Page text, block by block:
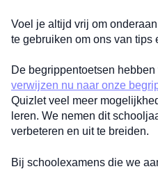
Voel je altijd vrij om
te gebruiken om ons van tips
De begrippentoetsen
verwijzen nu naar onze
Quizlet veel meer
leren. We nemen dit
verbeteren en uit te breiden.
Bij schoolexamens die we